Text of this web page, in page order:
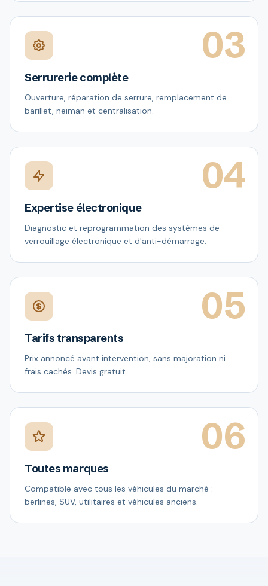
03
Serrurerie complète
Ouverture, réparation de serrure, remplacement de
barillet, neiman et centralisation.
04
Expertise électronique
Diagnostic et reprogrammation des systèmes de
verrouillage électronique et d'anti-démarrage.
05
Tarifs transparents
Prix annoncé avant intervention, sans majoration ni
frais cachés. Devis gratuit.
06
Toutes marques
Compatible avec tous les véhicules du marché :
berlines, SUV, utilitaires et véhicules anciens.